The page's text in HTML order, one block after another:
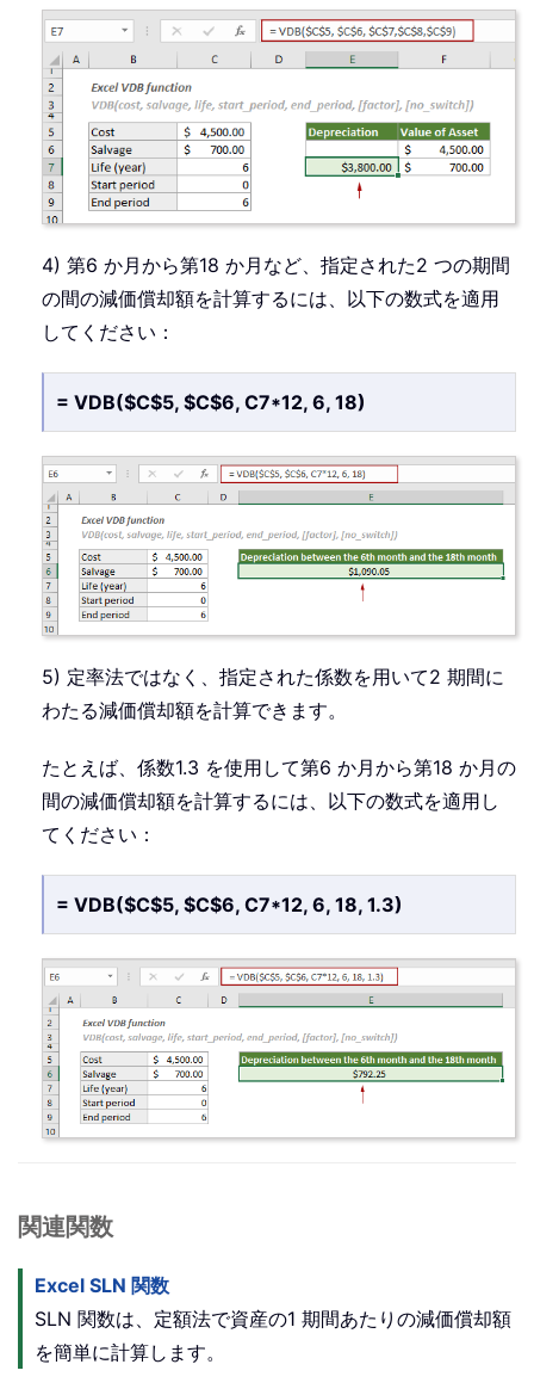
4) 第6 か月から第18 か月など、指定された2 つの期間
の間の減価償却額を計算するには、以下の数式を適用
してください：
= VDB($C$5, $C$6, C7*12, 6, 18)
5) 定率法ではなく、指定された係数を用いて2 期間に
わたる減価償却額を計算できます。
たとえば、係数1.3 を使用して第6 か月から第18 か月の
間の減価償却額を計算するには、以下の数式を適用し
てください：
= VDB($C$5, $C$6, C7*12, 6, 18, 1.3)
関連関数
Excel SLN 関数
SLN 関数は、定額法で資産の1 期間あたりの減価償却額
を簡単に計算します。